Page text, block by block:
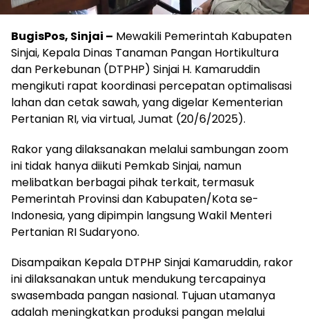
BugisPos, Sinjai – Mewakili Pemerintah Kabupaten
Sinjai, Kepala Dinas Tanaman Pangan Hortikultura
dan Perkebunan (DTPHP) Sinjai H. Kamaruddin
mengikuti rapat koordinasi percepatan optimalisasi
lahan dan cetak sawah, yang digelar Kementerian
Pertanian RI, via virtual, Jumat (20/6/2025).
Rakor yang dilaksanakan melalui sambungan zoom
ini tidak hanya diikuti Pemkab Sinjai, namun
melibatkan berbagai pihak terkait, termasuk
Pemerintah Provinsi dan Kabupaten/Kota se-
Indonesia, yang dipimpin langsung Wakil Menteri
Pertanian RI Sudaryono.
Disampaikan Kepala DTPHP Sinjai Kamaruddin, rakor
ini dilaksanakan untuk mendukung tercapainya
swasembada pangan nasional. Tujuan utamanya
adalah meningkatkan produksi pangan melalui